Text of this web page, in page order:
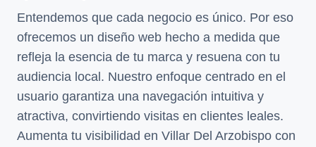
Entendemos que cada negocio es único. Por eso
ofrecemos un diseño web hecho a medida que
refleja la esencia de tu marca y resuena con tu
audiencia local. Nuestro enfoque centrado en el
usuario garantiza una navegación intuitiva y
atractiva, convirtiendo visitas en clientes leales.
Aumenta tu visibilidad en Villar Del Arzobispo con